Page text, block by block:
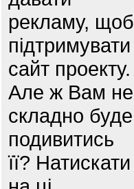
рекламу, щоб
підтримувати
сайт проекту.
Але ж Вам не
складно буде
подивитись
її? Натискати